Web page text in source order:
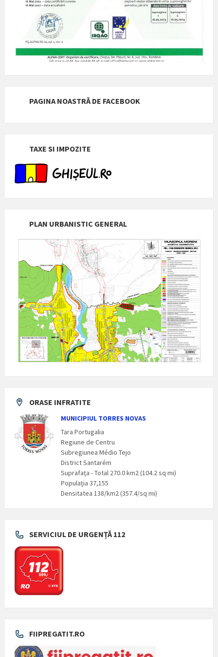
PAGINA NOASTRĂ DE FACEBOOK
TAXE SI IMPOZITE
PLAN URBANISTIC GENERAL
ORASE INFRATITE
MUNICIPIUL TORRES NOVAS
Tara Portugalia
Regiune de Centru
Subregiunea Médio Tejo
District Santarém
Suprafaţa - Total 270.0 km2 (104.2 sq mi)
Populaţia 37,155
Densitatea 138/km2 (357.4/sq mi)
SERVICIUL DE URGENȚĂ 112
FIIPREGATIT.RO